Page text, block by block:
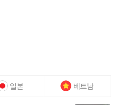
일본 베트남